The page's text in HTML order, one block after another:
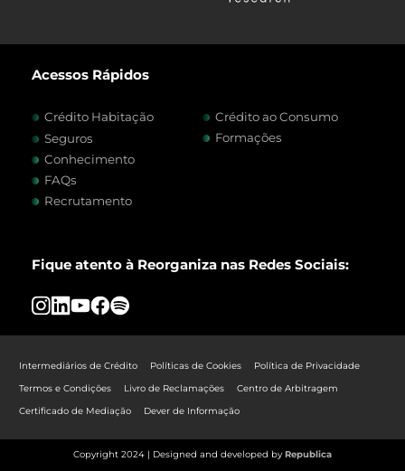
Acessos Rápidos
Crédito Habitação
Crédito ao Consumo
Seguros
Formações
Conhecimento
FAQs
Recrutamento
Fique atento à Reorganiza nas Redes Sociais:
Intermediários de Crédito Políticas de Cookies
Política de Privacidade
Termos e Condições
Livro de Reclamações
Centro de Arbitragem
Certificado de Mediação
Dever de Informação
Copyright 2024 | Designed and developed by Republica